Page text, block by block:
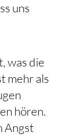
uns
was die
mehr als
hören.
Angst